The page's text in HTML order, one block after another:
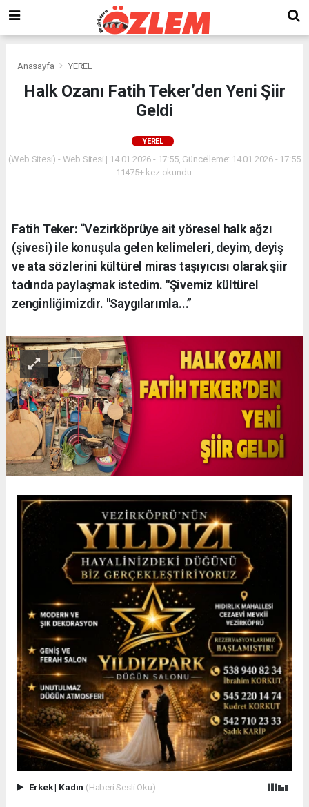
Anasayfa YEREL
Halk Ozanı Fatih Teker’den Yeni Şiir
Geldi
YEREL
(Web Sitesi) - Web Sitesi | 14.01.2026 - 17:55, Güncelleme: 14.01.2026 - 17:55
11475+ kez okundu.
Fatih Teker: “Vezirköprüye ait yöresel halk ağzı
(şivesi) ile konuşula gelen kelimeleri, deyim, deyiş
ve ata sözlerini kültürel miras taşıyıcısı olarak şiir
tadında paylaşmak istedim. "Şivemiz kültürel
zenginliğimizdir. "Saygılarımla...”
Erkek| Kadın (Haberi Sesli Oku)